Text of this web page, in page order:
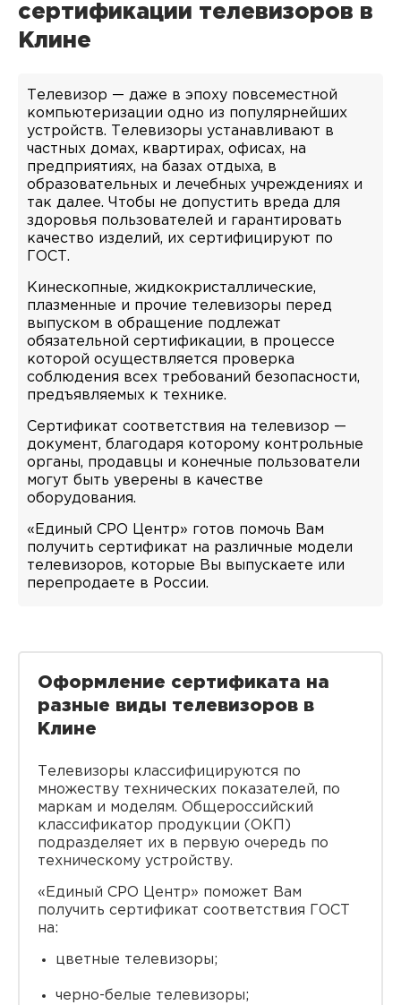
сертификации телевизоров в
Клине
Телевизор — даже в эпоху повсеместной
компьютеризации одно из популярнейших
устройств. Телевизоры устанавливают в
частных домах, квартирах, офисах, на
предприятиях, на базах отдыха, в
образовательных и лечебных учреждениях и
так далее. Чтобы не допустить вреда для
здоровья пользователей и гарантировать
качество изделий, их сертифицируют по
ГОСТ.
Кинескопные, жидкокристаллические,
плазменные и прочие телевизоры перед
выпуском в обращение подлежат
обязательной сертификации, в процессе
которой осуществляется проверка
соблюдения всех требований безопасности,
предъявляемых к технике.
Сертификат соответствия на телевизор —
документ, благодаря которому контрольные
органы, продавцы и конечные пользователи
могут быть уверены в качестве
оборудования.
«Единый СРО Центр» готов помочь Вам
получить сертификат на различные модели
телевизоров, которые Вы выпускаете или
перепродаете в России.
Оформление сертификата на
разные виды телевизоров в
Клине
Телевизоры классифицируются по
множеству технических показателей, по
маркам и моделям. Общероссийский
классификатор продукции (ОКП)
подразделяет их в первую очередь по
техническому устройству.
«Единый СРО Центр» поможет Вам
получить сертификат соответствия ГОСТ
на:
цветные телевизоры;
черно-белые телевизоры;